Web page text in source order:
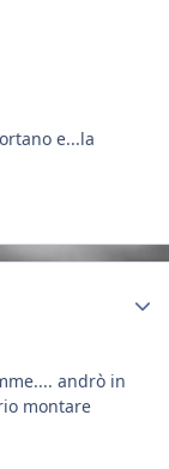
e...la
andrò in
montare